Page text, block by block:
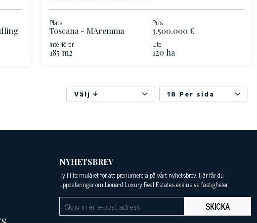
Plats
Toscana - MAremma
Pris
3.500.000 €
Interiörer
185 m2
Ute
120 ha
Välj 18 Per sida
NYHETSBREV
Fyll i formuläret för att prenumerera på vårt nyhetsbrev. Här får du
uppdateringar om Lionard Luxury Real Estates exklusiva fastigheter.
SKICKA